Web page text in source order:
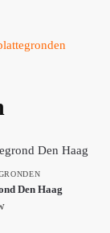
Den Haag